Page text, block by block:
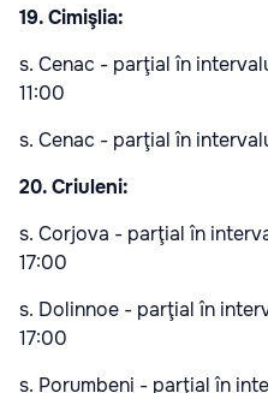
19. Cimişlia:
s. Cenac - parţial în
11:00
s. Cenac - parţial în
20. Criuleni:
s. Corjova - parţial în
17:00
s. Dolinnoe - parţial în
17:00
s. Porumbeni - parţial în